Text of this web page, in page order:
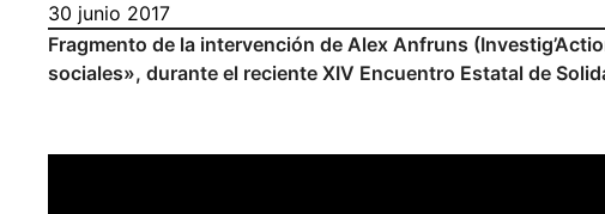
30 junio 2017
Fragmento de la intervención de Alex Anfruns
sociales», durante el reciente XIV Encuentro Estatal de